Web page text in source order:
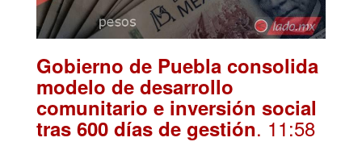
Gobierno de Puebla consolida
modelo de desarrollo
comunitario e inversión social
tras 600 días de gestión. 11:58